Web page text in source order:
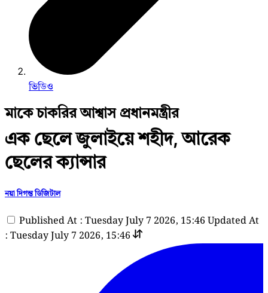
ভিডিও
মাকে চাকরির আশ্বাস প্রধানমন্ত্রীর
এক ছেলে জুলাইয়ে শহীদ, আরেক
ছেলের ক্যান্সার
নয়া দিগন্ত ডিজিটাল
Published At : Tuesday July 7 2026, 15:46 Updated At
: Tuesday July 7 2026, 15:46